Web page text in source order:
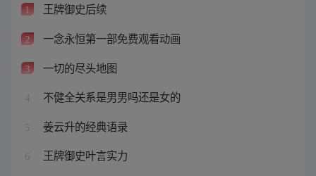
1 王牌御史后续
2 一念永恒第一部免费观看动画
3 一切的尽头地图
4 不健全关系是男男吗还是女的
5 姜云升的经典语录
6 王牌御史叶言实力